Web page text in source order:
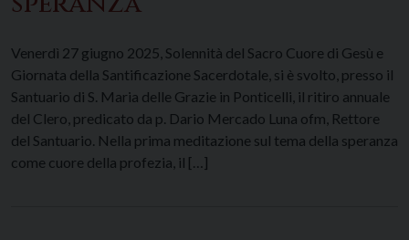
Venerdì 27 giugno 2025, Solennità del Sacro Cuore di Gesù e
Giornata della Santificazione Sacerdotale, si è svolto, presso il
Santuario di S. Maria delle Grazie in Ponticelli, il ritiro annuale
del Clero, predicato da p. Dario Mercado Luna ofm, Rettore
del Santuario. Nella prima meditazione sul tema della speranza
come cuore della profezia, il […]